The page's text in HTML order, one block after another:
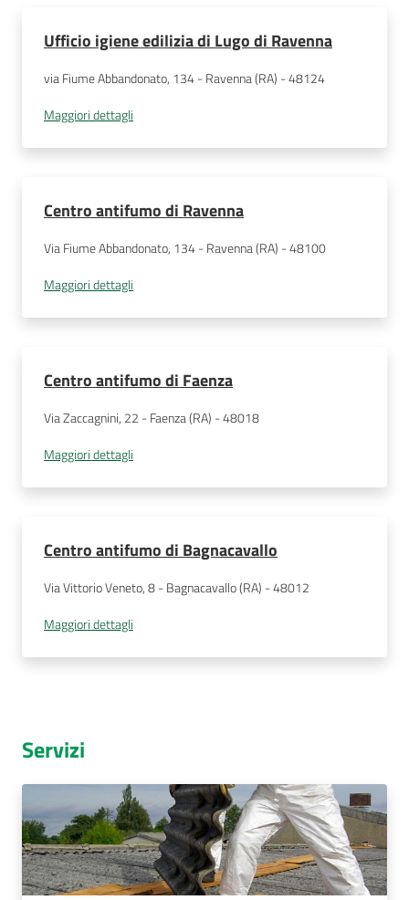
Ufficio igiene edilizia di Lugo di Ravenna
via Fiume Abbandonato, 134 - Ravenna (RA) - 48124
Maggiori dettagli
Centro antifumo di Ravenna
Via Fiume Abbandonato, 134 - Ravenna (RA) - 48100
Maggiori dettagli
Centro antifumo di Faenza
Via Zaccagnini, 22 - Faenza (RA) - 48018
Maggiori dettagli
Centro antifumo di Bagnacavallo
Via Vittorio Veneto, 8 - Bagnacavallo (RA) - 48012
Maggiori dettagli
Servizi